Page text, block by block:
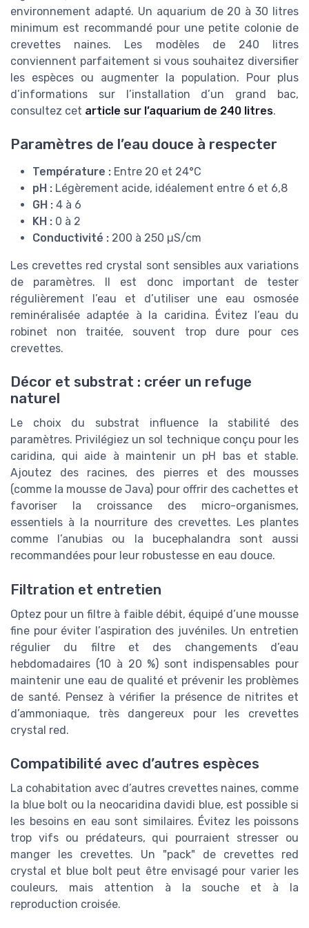
environnement adapté. Un aquarium de 20 à 30 litres
minimum est recommandé pour une petite colonie de
crevettes naines. Les modèles de 240 litres
conviennent parfaitement si vous souhaitez diversifier
les espèces ou augmenter la population. Pour plus
d’informations sur l’installation d’un grand bac,
consultez cet article sur l’aquarium de 240 litres.
Paramètres de l’eau douce à respecter
Température : Entre 20 et 24°C
pH : Légèrement acide, idéalement entre 6 et 6,8
GH : 4 à 6
KH : 0 à 2
Conductivité : 200 à 250 µS/cm
Les crevettes red crystal sont sensibles aux variations
de paramètres. Il est donc important de tester
régulièrement l’eau et d’utiliser une eau osmosée
reminéralisée adaptée à la caridina. Évitez l’eau du
robinet non traitée, souvent trop dure pour ces
crevettes.
Décor et substrat : créer un refuge
naturel
Le choix du substrat influence la stabilité des
paramètres. Privilégiez un sol technique conçu pour les
caridina, qui aide à maintenir un pH bas et stable.
Ajoutez des racines, des pierres et des mousses
(comme la mousse de Java) pour offrir des cachettes et
favoriser la croissance des micro-organismes,
essentiels à la nourriture des crevettes. Les plantes
comme l’anubias ou la bucephalandra sont aussi
recommandées pour leur robustesse en eau douce.
Filtration et entretien
Optez pour un filtre à faible débit, équipé d’une mousse
fine pour éviter l’aspiration des juvéniles. Un entretien
régulier du filtre et des changements d’eau
hebdomadaires (10 à 20 %) sont indispensables pour
maintenir une eau de qualité et prévenir les problèmes
de santé. Pensez à vérifier la présence de nitrites et
d’ammoniaque, très dangereux pour les crevettes
crystal red.
Compatibilité avec d’autres espèces
La cohabitation avec d’autres crevettes naines, comme
la blue bolt ou la neocaridina davidi blue, est possible si
les besoins en eau sont similaires. Évitez les poissons
trop vifs ou prédateurs, qui pourraient stresser ou
manger les crevettes. Un "pack" de crevettes red
crystal et blue bolt peut être envisagé pour varier les
couleurs, mais attention à la souche et à la
reproduction croisée.